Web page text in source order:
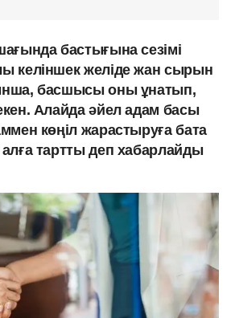
бастығына сезімі
келіншек желіде жан сырын
басшысы оны ұнатып,
Алайда әйел адам басы
көңіл жарастыруға бата
тартты деп хабарлайды